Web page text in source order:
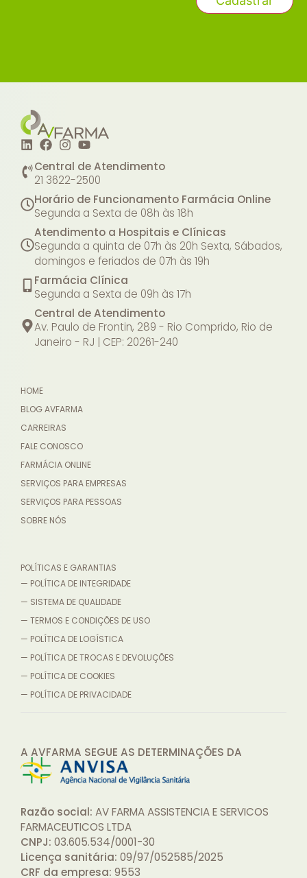
Central de Atendimento
21 3622-2500
Horário de Funcionamento Farmácia Online
Segunda a Sexta de 08h às 18h
Atendimento a Hospitais e Clínicas
Segunda a quinta de 07h às 20h Sexta, Sábados,
domingos e feriados de 07h às 19h
Farmácia Clínica
Segunda a Sexta de 09h às 17h
Central de Atendimento
Av. Paulo de Frontin, 289 - Rio Comprido, Rio de
Janeiro - RJ | CEP: 20261-240
HOME
BLOG AVFARMA
CARREIRAS
FALE CONOSCO
FARMÁCIA ONLINE
SERVIÇOS PARA EMPRESAS
SERVIÇOS PARA PESSOAS
SOBRE NÓS
POLÍTICAS E GARANTIAS
— POLÍTICA DE INTEGRIDADE
— SISTEMA DE QUALIDADE
— TERMOS E CONDIÇÕES DE USO
— POLÍTICA DE LOGÍSTICA
— POLÍTICA DE TROCAS E DEVOLUÇÕES
— POLÍTICA DE COOKIES
— POLÍTICA DE PRIVACIDADE
A AVFARMA SEGUE AS DETERMINAÇÕES DA
Razão social: AV FARMA ASSISTENCIA E SERVICOS
FARMACEUTICOS LTDA
CNPJ: 03.605.534/0001-30
Licença sanitária: 09/97/052585/2025
CRF da empresa: 9553